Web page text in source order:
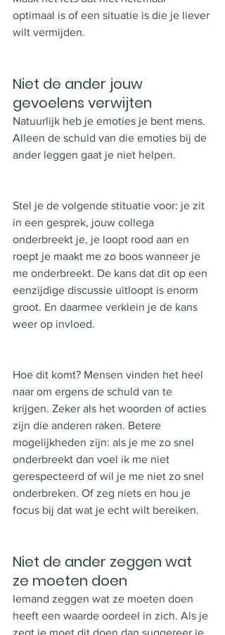
optimaal is of een situatie is die je liever
wilt vermijden.
Niet de ander jouw
gevoelens verwijten
Natuurlijk heb je emoties je bent mens.
Alleen de schuld van die emoties bij de
ander leggen gaat je niet helpen.
Stel je de volgende stituatie voor: je zit
in een gesprek, jouw collega
onderbreekt je, je loopt rood aan en
roept je maakt me zo boos wanneer je
me onderbreekt. De kans dat dit op een
eenzijdige discussie uitloopt is enorm
groot. En daarmee verklein je de kans
weer op invloed.
Hoe dit komt? Mensen vinden het heel
naar om ergens de schuld van te
krijgen. Zeker als het woorden of acties
zijn die anderen raken. Betere
mogelijkheden zijn: als je me zo snel
onderbreekt dan voel ik me niet
gerespecteerd of wil je me niet zo snel
onderbreken. Of zeg niets en hou je
focus bij dat wat je echt wilt bereiken.
Niet de ander zeggen wat
ze moeten doen
Iemand zeggen wat ze moeten doen
heeft een waarde oordeel in zich. Als je
zegt je moet dit doen dan suggereer je